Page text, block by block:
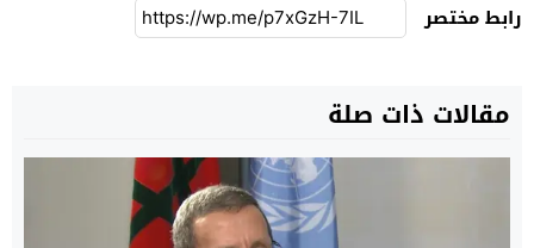
رابط مختصر
مقالات ذات صلة